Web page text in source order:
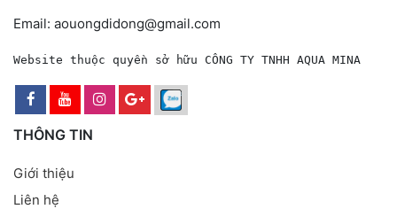
Email: aouongdidong@gmail.com
Website thuộc quyền sở hữu CÔNG TY TNHH AQUA MINA
THÔNG TIN
Giới thiệu
Liên hệ